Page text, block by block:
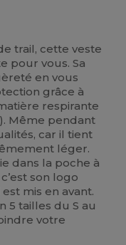
trail, cette veste
pour vous. Sa
en vous
grâce à
respirante
Même pendant
car il tient
léger.
dans la poche à
son logo
mis en avant.
5 tailles du S au
votre